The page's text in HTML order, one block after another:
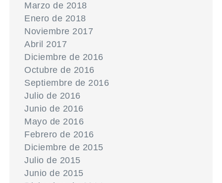
Marzo de 2018
Enero de 2018
Noviembre 2017
Abril 2017
Diciembre de 2016
Octubre de 2016
Septiembre de 2016
Julio de 2016
Junio de 2016
Mayo de 2016
Febrero de 2016
Diciembre de 2015
Julio de 2015
Junio de 2015